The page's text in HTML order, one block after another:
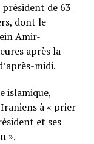
de 63
dont le
Amir-
après la
midi.
islamique,
à « prier
et ses
».